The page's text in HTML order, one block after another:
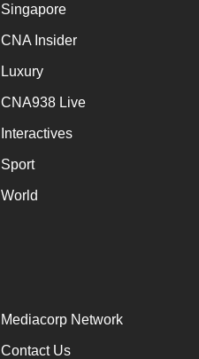
Singapore
CNA Insider
Luxury
CNA938 Live
Interactives
Sport
World
Mediacorp Network
Contact Us